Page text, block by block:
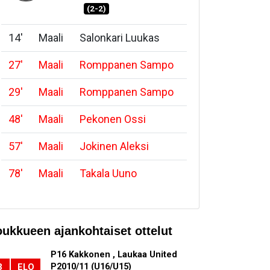
(2-2)
14' Maali Salonkari Luukas
27' Maali Romppanen Sampo
29' Maali Romppanen Sampo
48' Maali Pekonen Ossi
57' Maali Jokinen Aleksi
78' Maali Takala Uuno
ajankohtaiset ottelut
ELO
P16 Kakkonen , Laukaa United
P2010/11 (U16/U15)